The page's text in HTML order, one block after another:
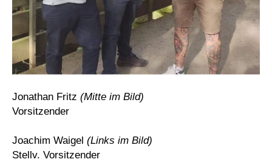
Jonathan Fritz (Mitte im Bild)
Vorsitzender
Joachim Waigel (Links im Bild)
Stellv. Vorsitzender